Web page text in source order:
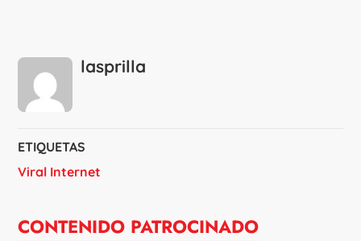
lasprilla
ETIQUETAS
Viral Internet
CONTENIDO PATROCINADO